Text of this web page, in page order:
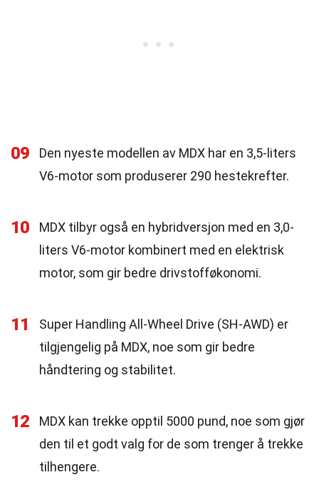
09
Den nyeste modellen av MDX har en 3,5-liters
V6-motor som produserer 290 hestekrefter.
10
MDX tilbyr også en hybridversjon med en 3,0-
liters V6-motor kombinert med en elektrisk
motor, som gir bedre drivstofføkonomi.
11
Super Handling All-Wheel Drive (SH-AWD) er
tilgjengelig på MDX, noe som gir bedre
håndtering og stabilitet.
12
MDX kan trekke opptil 5000 pund, noe som gjør
den til et godt valg for de som trenger å trekke
tilhengere.